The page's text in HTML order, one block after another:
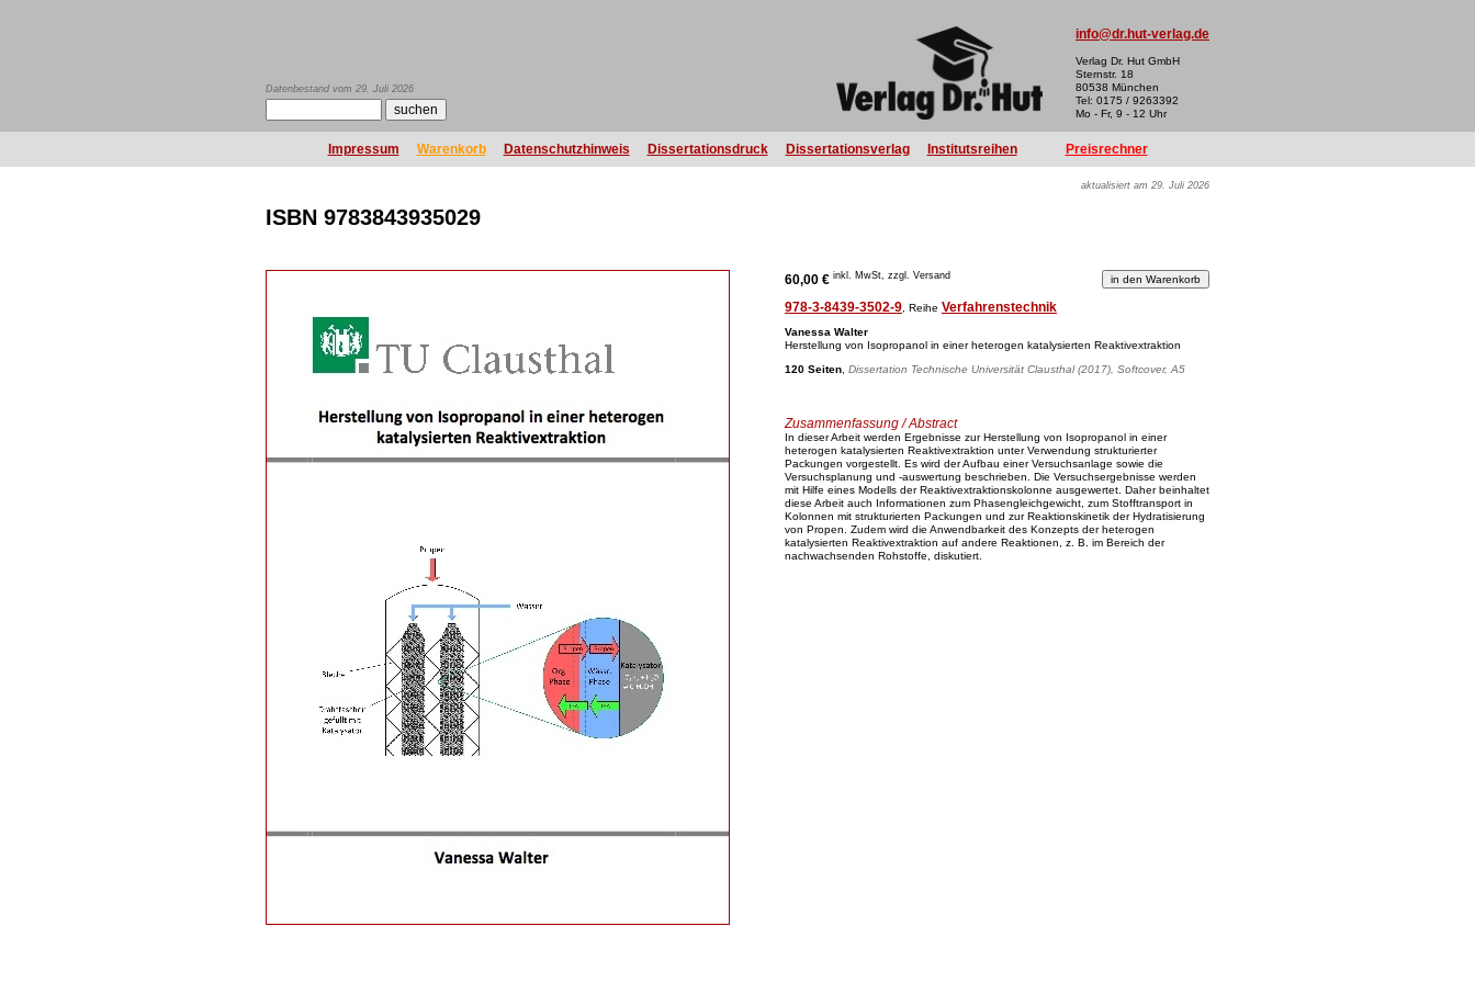
Datenbestand vom 29. Juli 2026
info@dr.hut-verlag.de
Verlag Dr. Hut GmbH
Sternstr. 18
80538 München
Tel: 0175 / 9263392
Mo - Fr, 9 - 12 Uhr
Impressum Warenkorb Datenschutzhinweis Dissertationsdruck Dissertationsverlag Institutsreihen Preisrechner
aktualisiert am 29. Juli 2026
ISBN 9783843935029
60,00 € inkl. MwSt, zzgl. Versand
978-3-8439-3502-9 , Reihe Verfahrenstechnik
Vanessa Walter
Herstellung von Isopropanol in einer heterogen katalysierten Reaktivextraktion
120 Seiten Dissertation Technische Universität Clausthal (2017), Softcover, A5
Zusammenfassung / Abstract
In dieser Arbeit werden Ergebnisse zur Herstellung von Isopropanol in einer
heterogen katalysierten Reaktivextraktion unter Verwendung strukturierter
Packungen vorgestellt. Es wird der Aufbau einer Versuchsanlage sowie die
Versuchsplanung und -auswertung beschrieben. Die Versuchsergebnisse werden
mit Hilfe eines Modells der Reaktivextraktionskolonne ausgewertet. Daher beinhaltet
diese Arbeit auch Informationen zum Phasengleichgewicht, zum Stofftransport in
Kolonnen mit strukturierten Packungen und zur Reaktionskinetik der Hydratisierung
von Propen. Zudem wird die Anwendbarkeit des Konzepts der heterogen
katalysierten Reaktivextraktion auf andere Reaktionen, z. B. im Bereich der
nachwachsenden Rohstoffe, diskutiert.